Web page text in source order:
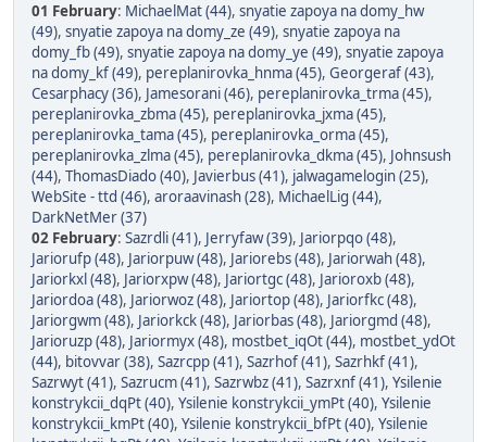
01 February: MichaelMat (44), snyatie zapoya na domy_hw
(49), snyatie zapoya na domy_ze (49), snyatie zapoya na
domy_fb (49), snyatie zapoya na domy_ye (49), snyatie zapoya
na domy_kf (49), pereplanirovka_hnma (45), Georgeraf (43),
Cesarphacy (36), Jamesorani (46), pereplanirovka_trma (45),
pereplanirovka_zbma (45), pereplanirovka_jxma (45),
pereplanirovka_tama (45), pereplanirovka_orma (45),
pereplanirovka_zlma (45), pereplanirovka_dkma (45), Johnsush
(44), ThomasDiado (40), Javierbus (41), jalwagamelogin (25),
WebSite - ttd (46), aroraavinash (28), MichaelLig (44),
DarkNetMer (37)
02 February: Sazrdli (41), Jerryfaw (39), Jariorpqo (48),
Jariorufp (48), Jariorpuw (48), Jariorebs (48), Jariorwah (48),
Jariorkxl (48), Jariorxpw (48), Jariortgc (48), Jarioroxb (48),
Jariordoa (48), Jariorwoz (48), Jariortop (48), Jariorfkc (48),
Jariorgwm (48), Jariorkck (48), Jariorbas (48), Jariorgmd (48),
Jarioruzp (48), Jariormyx (48), mostbet_iqOt (44), mostbet_ydOt
(44), bitovvar (38), Sazrcpp (41), Sazrhof (41), Sazrhkf (41),
Sazrwyt (41), Sazrucm (41), Sazrwbz (41), Sazrxnf (41), Ysilenie
konstrykcii_dqPt (40), Ysilenie konstrykcii_ymPt (40), Ysilenie
konstrykcii_kmPt (40), Ysilenie konstrykcii_bfPt (40), Ysilenie